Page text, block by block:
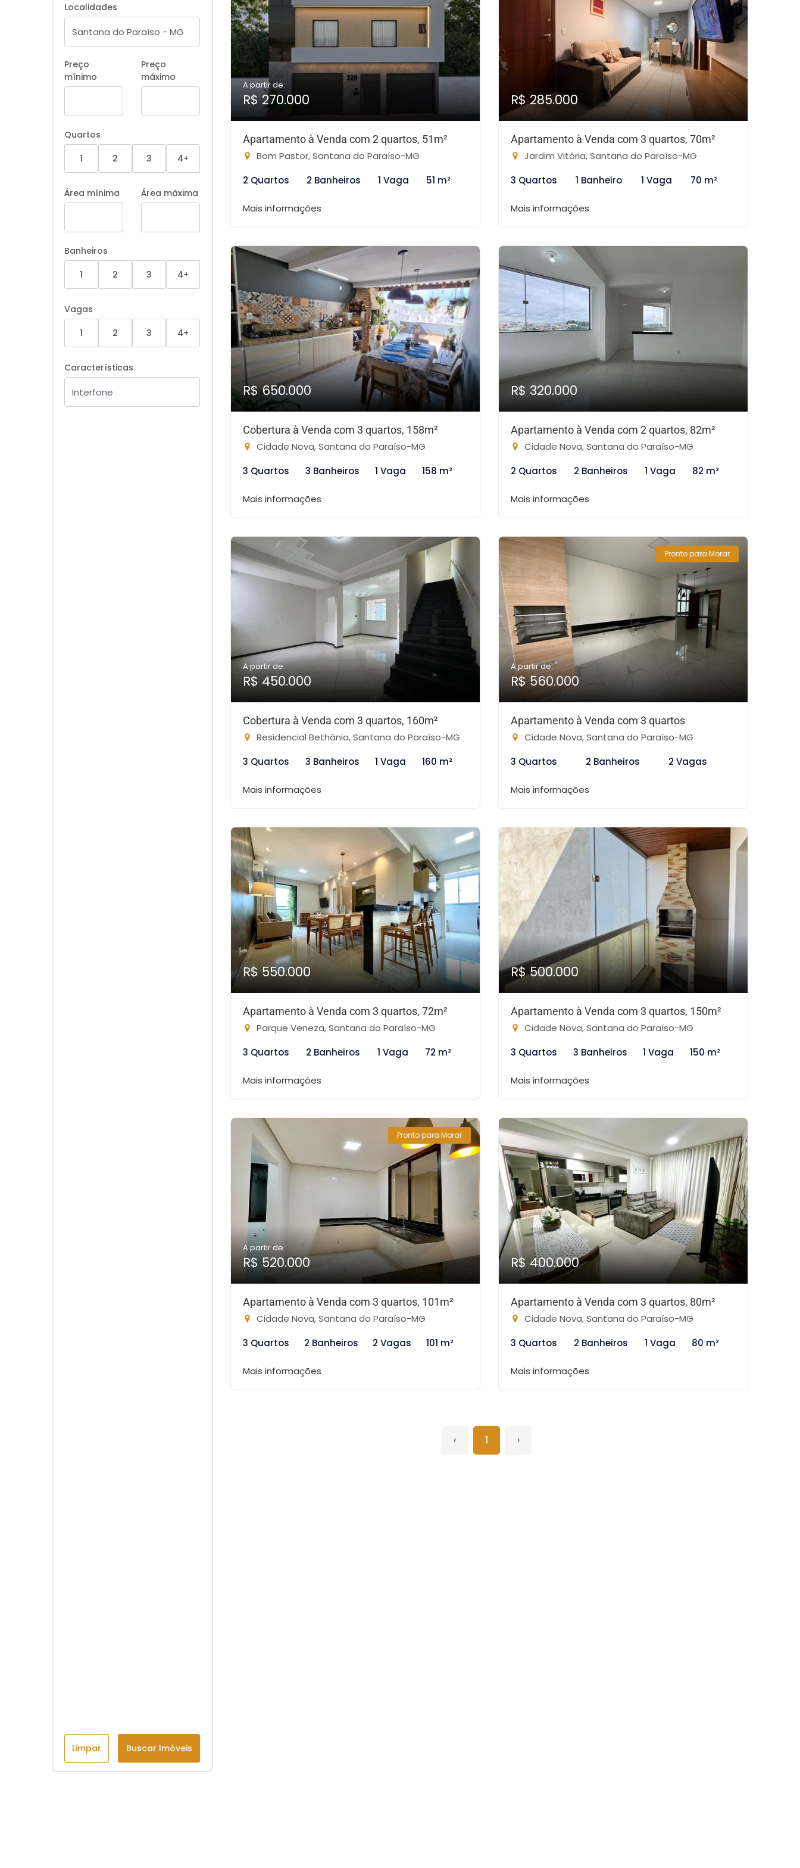
Localidades
Preço
mínimo
Preço
máximo
Quartos
1
2 3 4+
Área mínima Área máxima
Banheiros
1
2 3 4+
Vagas
1
2 3 4+
Características
Limpar Buscar Imóveis
A partir de:
R$ 270.000
Apartamento à Venda com 2 quartos, 51m²
Bom Pastor, Santana do Paraíso-MG
2 Quartos
2 Banheiros 1 Vaga 51 m²
Mais informações
R$ 285.000
Apartamento à Venda com 3 quartos, 70m²
Jardim Vitória, Santana do Paraíso-MG
3 Quartos
1 Banheiro 1 Vaga 70 m²
Mais informações
R$ 650.000
Cobertura à Venda com 3 quartos, 158m²
Cidade Nova, Santana do Paraíso-MG
3 Quartos
3 Banheiros 1 Vaga 158 m²
Mais informações
R$ 320.000
Apartamento à Venda com 2 quartos, 82m²
Cidade Nova, Santana do Paraíso-MG
2 Quartos
2 Banheiros 1 Vaga 82 m²
Mais informações
A partir de:
R$ 450.000
Cobertura à Venda com 3 quartos, 160m²
Residencial Bethânia, Santana do Paraíso-MG
3 Quartos
3 Banheiros 1 Vaga 160 m²
Mais informações
Pronto para Morar
A partir de:
R$ 560.000
Apartamento à Venda com 3 quartos
Cidade Nova, Santana do Paraíso-MG
3 Quartos
2 Banheiros 2 Vagas
Mais informações
R$ 550.000
Apartamento à Venda com 3 quartos, 72m²
Parque Veneza, Santana do Paraíso-MG
3 Quartos
2 Banheiros 1 Vaga 72 m²
Mais informações
R$ 500.000
Apartamento à Venda com 3 quartos, 150m²
Cidade Nova, Santana do Paraíso-MG
3 Quartos
3 Banheiros 1 Vaga 150 m²
Mais informações
Pronto para Morar
A partir de:
R$ 520.000
Apartamento à Venda com 3 quartos, 101m²
Cidade Nova, Santana do Paraíso-MG
3 Quartos
2 Banheiros 2 Vagas 101 m²
Mais informações
R$ 400.000
Apartamento à Venda com 3 quartos, 80m²
Cidade Nova, Santana do Paraíso-MG
3 Quartos
2 Banheiros 1 Vaga 80 m²
Mais informações
‹ 1 ›